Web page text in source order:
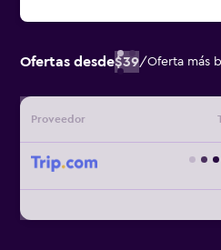
Ofertas desde$39/Oferta más
Proveedor